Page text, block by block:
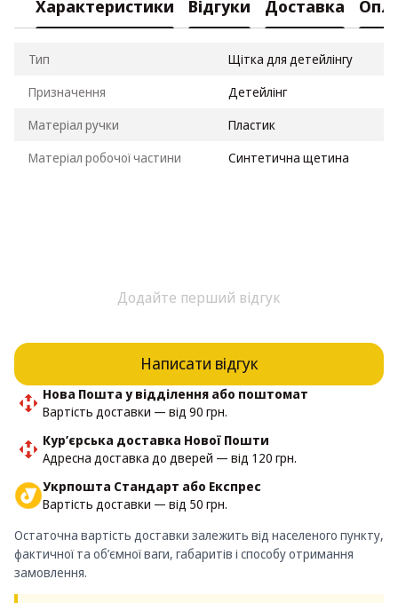
Характеристики Відгуки Доставка
Тип
Щітка для детейлінгу
Призначення
Детейлінг
Матеріал ручки
Пластик
Матеріал робочої частини
Синтетична щетина
Додайте перший відгук
Написати відгук
Нова Пошта у відділення або поштомат
Вартість доставки — від 90 грн.
Кур’єрська доставка Нової Пошти
Адресна доставка до дверей — від 120 грн.
Укрпошта Стандарт або Експрес
Вартість доставки — від 50 грн.
Остаточна вартість доставки залежить від населеного пункту,
фактичної та об’ємної ваги, габаритів і способу отримання
замовлення.